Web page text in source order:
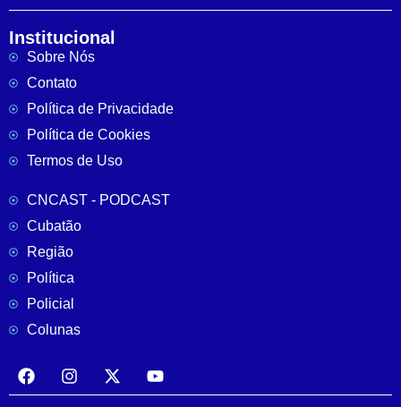
Institucional
Sobre Nós
Contato
Política de Privacidade
Política de Cookies
Termos de Uso
CNCAST - PODCAST
Cubatão
Região
Política
Policial
Colunas